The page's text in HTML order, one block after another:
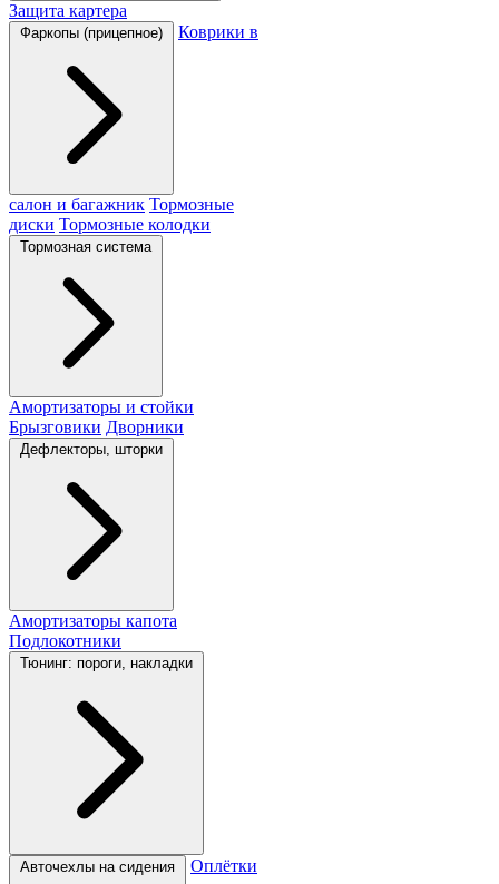
Защита картера
Фаркопы (прицепное) Коврики в
салон и багажник Тормозные
диски Тормозные колодки
Тормозная система
Амортизаторы и стойки
Брызговики Дворники
Дефлекторы, шторки
Амортизаторы капота
Подлокотники
Тюнинг: пороги, накладки
Авточехлы на сидения Оплётки